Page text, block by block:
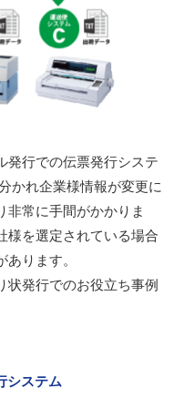
発行での伝票発行システ
かれ企業様情報が変更に
非常に手間がかかりま
様を選定されている場合
ります。
状発行でのお役立ち事例
システム